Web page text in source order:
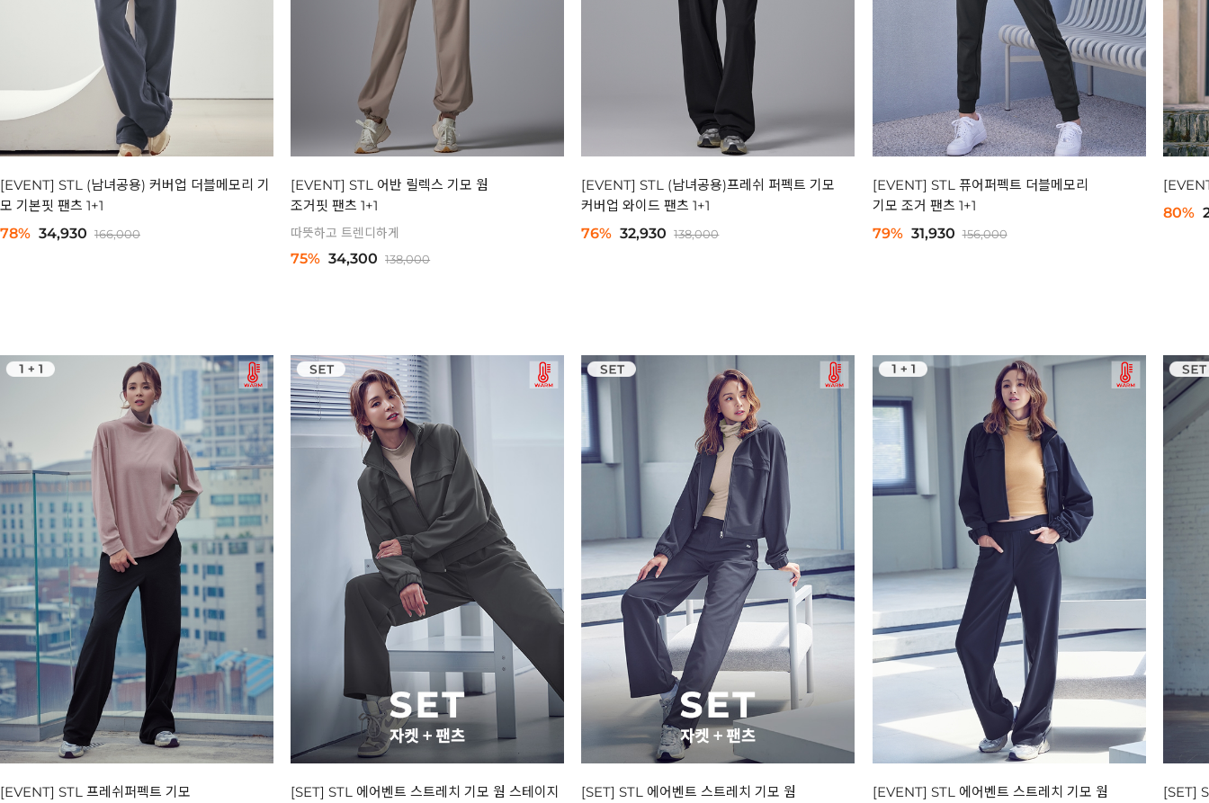
[EVENT] STL (남녀공용) 커버업 더블메모리 기
모 기본핏 팬츠 1+1
78% 34,930 166,000
[EVENT] STL 어반 릴렉스 기모 웜
조거핏 팬츠 1+1
따뜻하고 트렌디하게
75% 34,300 138,000
[EVENT] STL (남녀공용)프레쉬 퍼펙트 기모
커버업 와이드 팬츠 1+1
76% 32,930 138,000
[EVENT] STL 퓨어퍼펙트 더블메모리
기모 조거 팬츠 1+1
79% 31,930 156,000
80%
[EVENT] STL 프레쉬퍼펙트 기모
[SET] STL 에어벤트 스트레치 기모 웜 스테이지
[SET] STL 에어벤트 스트레치 기모 웜
[EVENT] STL 에어벤트 스트레치 기모 웜
[SET]